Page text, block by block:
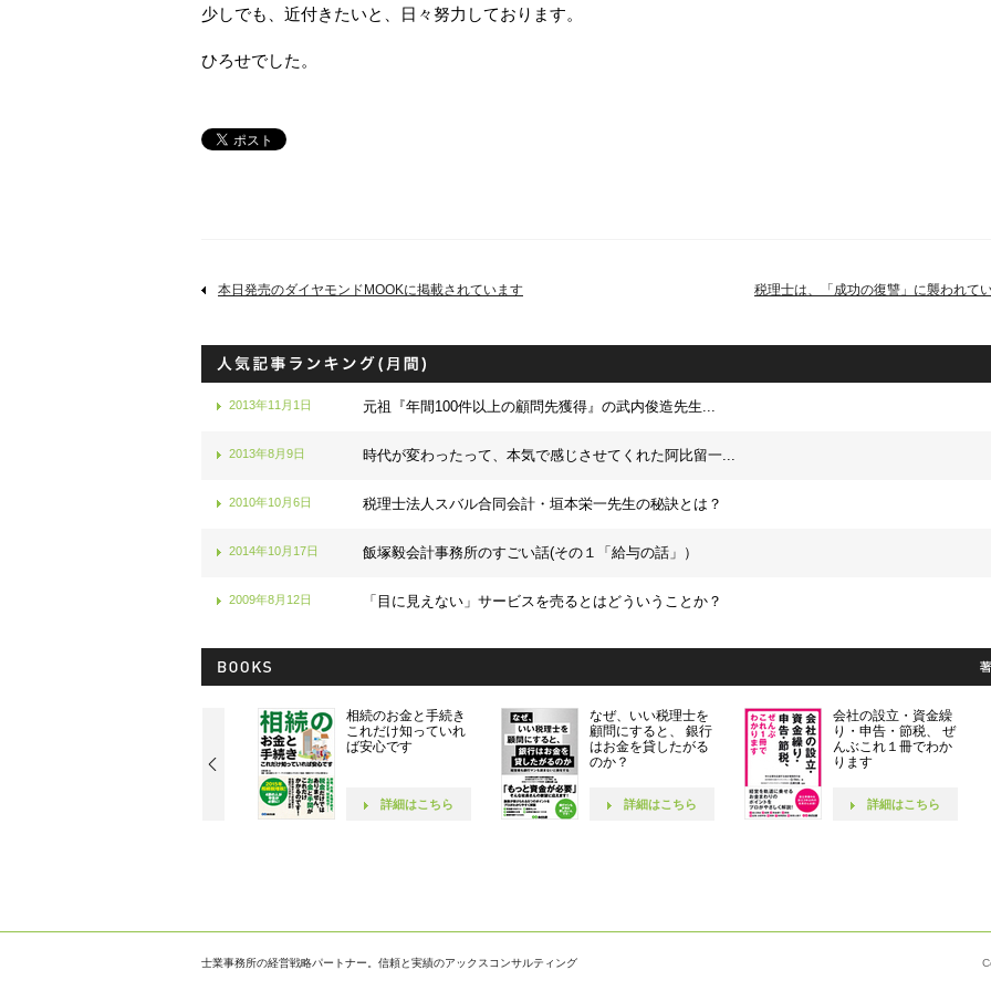
少しでも、近付きたいと、日々努力しております。
ひろせでした。
本日発売のダイヤモンドMOOKに掲載されています 税理士は、「成功の復讐」に襲われて
2013年11月1日 元祖『年間100件以上の顧問先獲得』の武内俊造先生...
2013年8月9日 時代が変わったって、本気で感じさせてくれた阿比留一...
2010年10月6日 税理士法人スバル合同会計・垣本栄一先生の秘訣とは？
2014年10月17日 飯塚毅会計事務所のすごい話(その１「給与の話」）
2009年8月12日 「目に見えない」サービスを売るとはどういうことか？
相続のお金と手続き
これだけ知っていれ
ば安心です
詳細はこちら
なぜ、いい税理士を
顧問にすると、 銀行
はお金を貸したがる
のか？
詳細はこちら
会社の設立・資金繰
り・申告・節税、 ぜ
んぶこれ１冊でわか
ります
詳細はこちら
士業事務所の経営戦略パートナー。信頼と実績のアックスコンサルティング